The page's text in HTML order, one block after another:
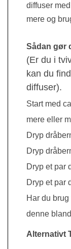
diffuser
mere og
Sådan gør
(Er du i
kan du
diffuser).
Start med
mere eller
Dryp
Dryp
Dryp et par
Dryp et par
Har du
denne
Alternativt